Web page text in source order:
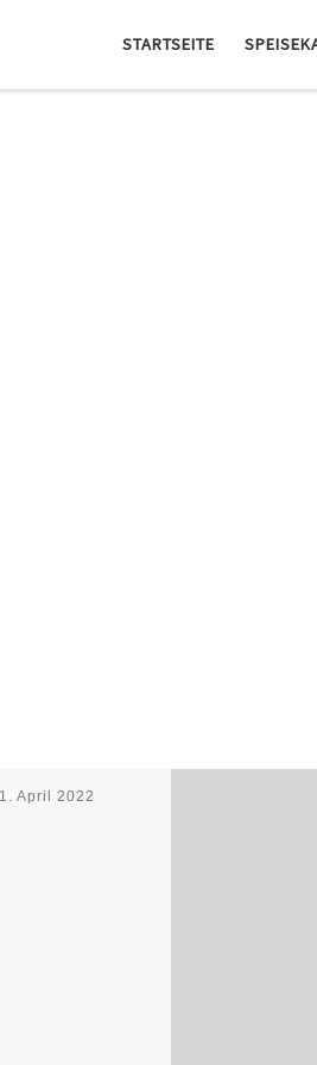
STARTSEITE
April 2022